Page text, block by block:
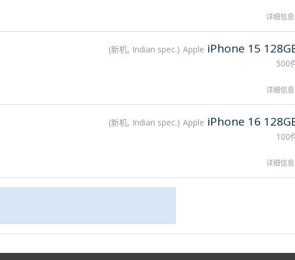
详细信息
新机, Indian spec. Apple iPhone 15
500
详细信息
新机, Indian spec. Apple iPhone 16
100
详细信息